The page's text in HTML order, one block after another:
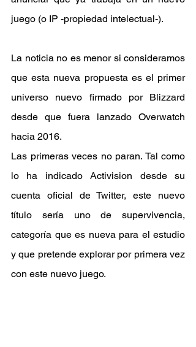
juego (o IP -propiedad intelectual-).
La noticia no es menor si consideramos
que esta nueva propuesta es el primer
universo nuevo firmado por Blizzard
desde que fuera lanzado Overwatch
hacia 2016.
Las primeras veces no paran. Tal como
lo ha indicado Activision desde su
cuenta oficial de Twitter, este nuevo
título sería uno de supervivencia,
categoría que es nueva para el estudio
y que pretende explorar por primera vez
con este nuevo juego.